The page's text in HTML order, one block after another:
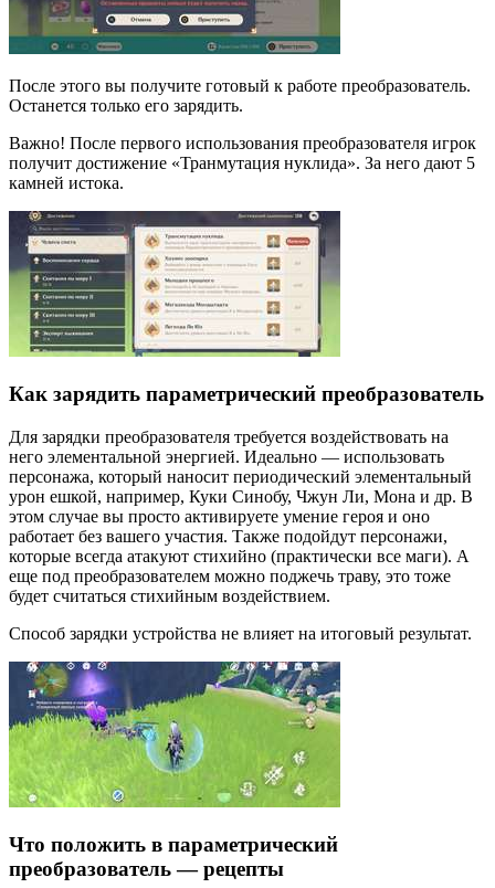
После этого вы получите готовый к работе преобразователь.
Останется только его зарядить.
Важно! После первого использования преобразователя игрок
получит достижение «Транмутация нуклида». За него дают 5
камней истока.
Как зарядить параметрический преобразователь
Для зарядки преобразователя требуется воздействовать на
него элементальной энергией. Идеально — использовать
персонажа, который наносит периодический элементальный
урон ешкой, например, Куки Синобу, Чжун Ли, Мона и др. В
этом случае вы просто активируете умение героя и оно
работает без вашего участия. Также подойдут персонажи,
которые всегда атакуют стихийно (практически все маги). А
еще под преобразователем можно поджечь траву, это тоже
будет считаться стихийным воздействием.
Способ зарядки устройства не влияет на итоговый результат.
Что положить в параметрический
преобразователь — рецепты